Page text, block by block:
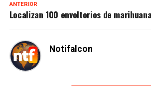
ANTERIOR
Localizan 100 envoltorios de
Notifalcon